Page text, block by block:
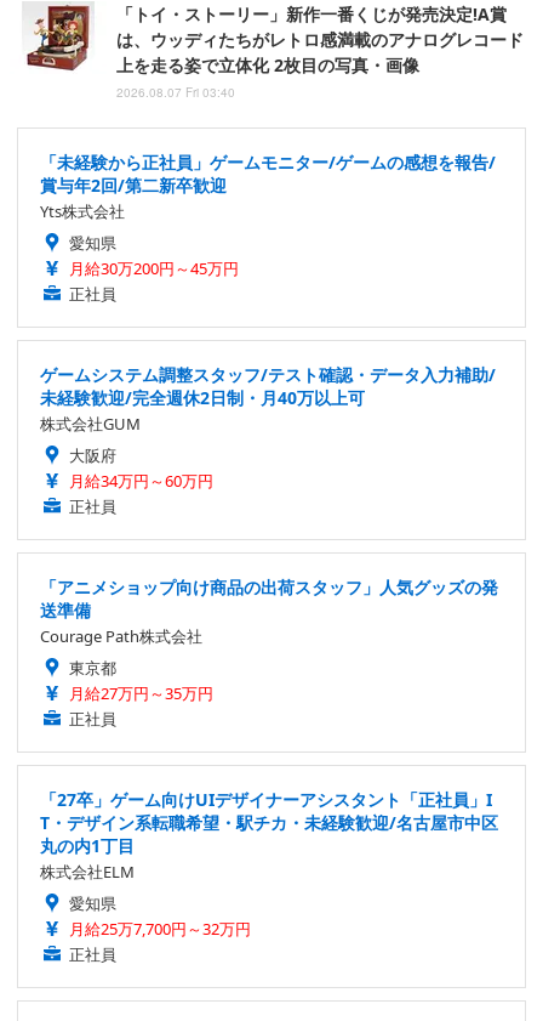
「トイ・ストーリー」新作一番くじが発売決定!A賞
は、ウッディたちがレトロ感満載のアナログレコード
上を走る姿で立体化 2枚目の写真・画像
2026.08.07 Fri 03:40
「未経験から正社員」ゲームモニター/ゲームの感想を報告/
賞与年2回/第二新卒歓迎
Yts株式会社
愛知県
月給30万200円～45万円
正社員
ゲームシステム調整スタッフ/テスト確認・データ入力補助/
未経験歓迎/完全週休2日制・月40万以上可
株式会社GUM
大阪府
月給34万円～60万円
正社員
「アニメショップ向け商品の出荷スタッフ」人気グッズの発
送準備
Courage Path株式会社
東京都
月給27万円～35万円
正社員
「27卒」ゲーム向けUIデザイナーアシスタント「正社員」I
T・デザイン系転職希望・駅チカ・未経験歓迎/名古屋市中区
丸の内1丁目
株式会社ELM
愛知県
月給25万7,700円～32万円
正社員